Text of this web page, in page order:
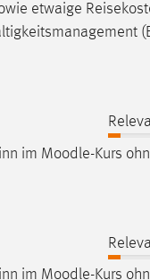
etwaige
im Moodle-Kurs
im Moodle-Kurs